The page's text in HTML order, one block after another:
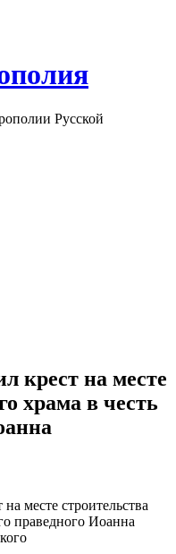
Русской
крест на месте
храма в честь